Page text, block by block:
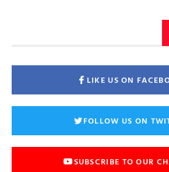
LIKE US ON
FOLLOW US ON
SUBSCRIBE TO OUR